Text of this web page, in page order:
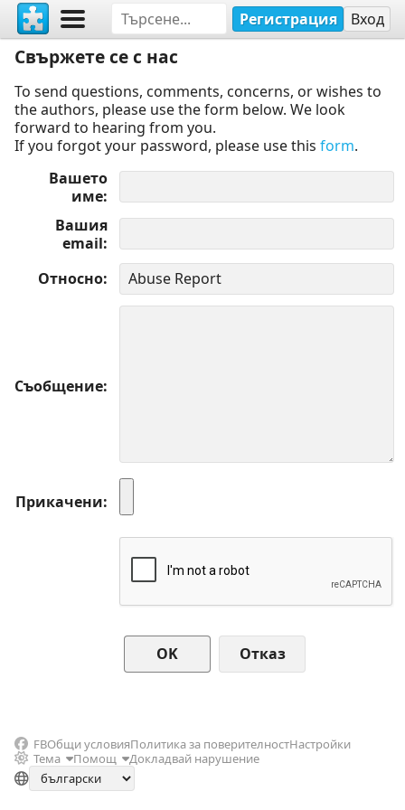
Регистрация Вход
Свържете се с нас
To send questions, comments, concerns, or wishes to
the authors, please use the form below. We look
forward to hearing from you.
If you forgot your password, please use this form.
Вашето
име
Вашия
email
Относно
Съобщение
Прикачени
Отказ
FBОбщи условияПолитика за поверителностНастройки
Тема
Помощ Докладвай нарушение